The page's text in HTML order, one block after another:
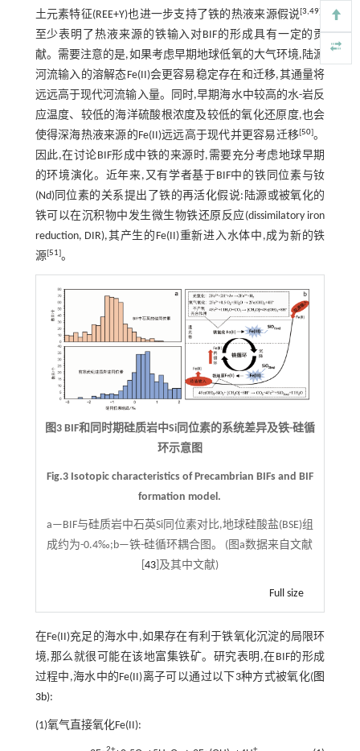
土元素特征(REE+Y)也进一步支持了铁的热液来源假说[3,49]
至少表明了热液来源的铁输入对BIF的形成具有一定的贡
献。需要注意的是,如果考虑早期地球低氧的大气环境,陆源
河流输入的溶解态Fe(II)会更容易稳定存在和迁移,其通量将
远远高于现代河流输入量。同时,早期海水中较高的水-岩反
应温度、较低的海洋硫酸根浓度及较低的氧化还原度,也会
使得深海热液来源的Fe(II)远远高于现代并更容易迁移[50]。
因此,在讨论BIF形成中铁的来源时,需要充分考虑地球早期
的环境演化。近年来,又有学者基于BIF中的铁同位素与钕
(Nd)同位素的关系提出了铁的再活化假说:陆源或被氧化的
铁可以在沉积物中发生微生物铁还原反应(dissimilatory iron
reduction, DIR),其产生的Fe(II)重新进入水体中,成为新的铁
源[51]。
图3 BIF和同时期硅质岩中Si同位素的系统差异及铁-硅循
环示意图
Fig.3 Isotopic characteristics of Precambrian BIFs and BIF
formation model.
a—BIF与硅质岩中石英Si同位素对比,地球硅酸盐(BSE)组
成约为-0.4‰;b—铁-硅循环耦合图。 (图a数据来自文献
43]及其中文献)
Full size
在Fe(II)充足的海水中,如果存在有利于铁氧化沉淀的局限环
境,那么就很可能在该地富集铁矿。研究表明,在BIF的形成
过程中,海水中的Fe(II)离子可以通过以下3种方式被氧化(图
3b):
(1)氧气直接氧化Fe(II):